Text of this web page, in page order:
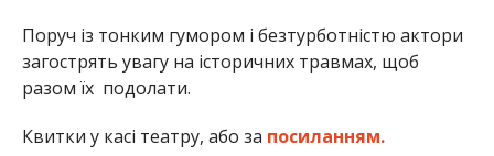
Поруч із тонким гумором і безтурботністю актори
загострять увагу на історичних травмах, щоб
разом їх подолати.
Квитки у касі театру, або за посиланням.